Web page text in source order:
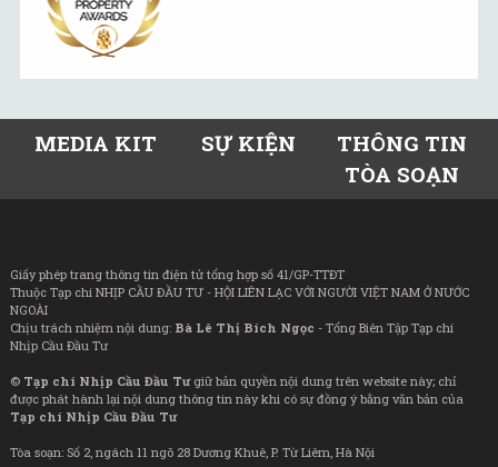
MEDIA KIT SỰ KIỆN
THÔNG TIN
TÒA SOẠN
Giấy phép trang thông tin điện tử tổng hợp số 41/GP-TTĐT
Thuộc Tạp chí NHỊP CẦU ĐẦU TƯ - HỘI LIÊN LẠC VỚI NGƯỜI VIỆT NAM Ở NƯỚC
NGOÀI
Chịu trách nhiệm nội dung: Bà Lê Thị Bích Ngọc - Tổng Biên Tập Tạp chí
Nhịp Cầu Đầu Tư
© Tạp chí Nhịp Cầu Đầu Tưgiữ bản quyền nội dung trên website này; chỉ
được phát hành lại nội dung thông tin này khi có sự đồng ý bằng văn bản của
Tạp chí Nhịp Cầu Đầu Tư
Tòa soạn: Số 2, ngách 11 ngõ 28 Dương Khuê, P. Từ Liêm, Hà Nội